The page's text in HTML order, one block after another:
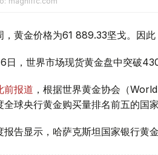
，黄金价格为61 889.33坚戈。因
日，世界市场现货黄金盘中突破
前报道 ，根据世界黄金协会（
全球央行黄金购买量排名前五的国家
报告显示，哈萨克斯坦国家银行黄